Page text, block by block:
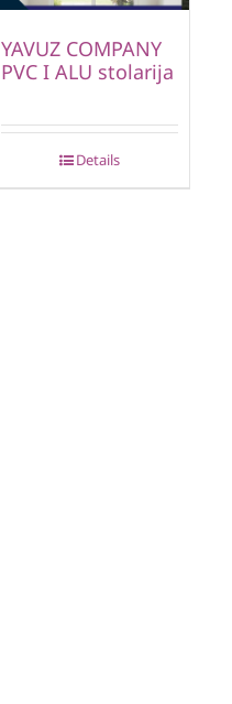
YAVUZ COMPANY
PVC I ALU stolarija
Details